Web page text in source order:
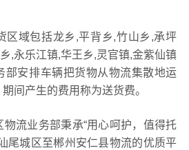
区域包括龙乡,平背乡,竹山乡,承坪
,永乐江镇,华王乡,灵官镇,金紫仙镇
部安排车辆把货物从物流集散地运
间产生的费用称为送货费。
流业务部秉承“用心呵护，值得托
尾城区至郴州安仁县物流的优质平